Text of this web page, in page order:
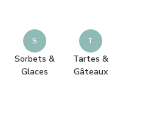
S
Sorbets &
Glaces
T
Tartes &
Gâteaux